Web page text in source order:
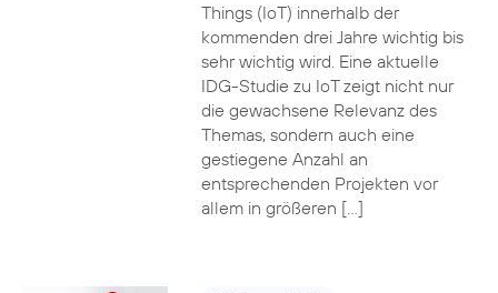
Things (IoT) innerhalb der
kommenden drei Jahre wichtig bis
sehr wichtig wird. Eine aktuelle
IDG-Studie zu IoT zeigt nicht nur
die gewachsene Relevanz des
Themas, sondern auch eine
gestiegene Anzahl an
entsprechenden Projekten vor
allem in größeren […]